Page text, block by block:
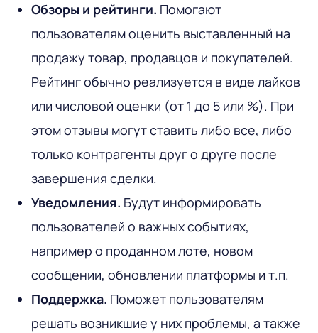
Обзоры и рейтинги. Помогают
пользователям оценить выставленный на
продажу товар, продавцов и покупателей.
Рейтинг обычно реализуется в виде лайков
или числовой оценки (от 1 до 5 или %). При
этом отзывы могут ставить либо все, либо
только контрагенты друг о друге после
завершения сделки.
Уведомления. Будут информировать
пользователей о важных событиях,
например о проданном лоте, новом
сообщении, обновлении платформы и т.п.
Поддержка. Поможет пользователям
решать возникшие у них проблемы, а также